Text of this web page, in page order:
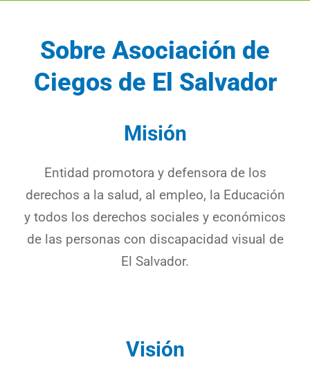
Sobre Asociación de
Ciegos de El Salvador
Misión
Entidad promotora y defensora de los
derechos a la salud, al empleo, la Educación
y todos los derechos sociales y económicos
de las personas con discapacidad visual de
El Salvador.
Visión